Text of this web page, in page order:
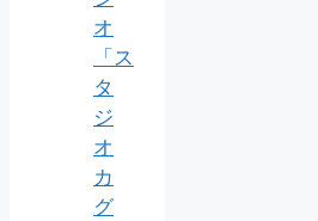
オ
「ス
タ
ジ
オ
カ
グ